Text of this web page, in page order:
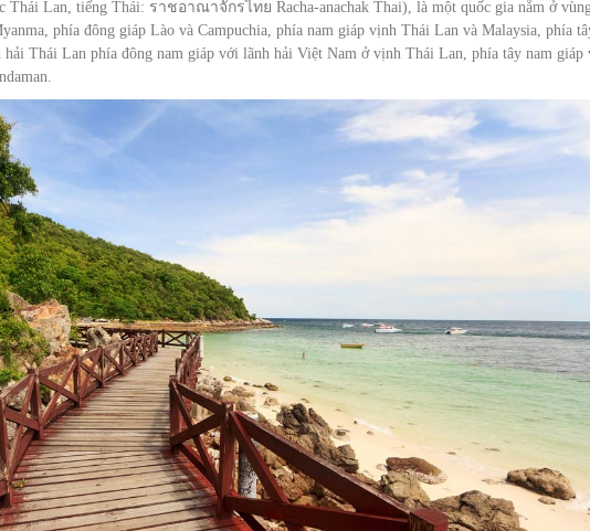
Thái Lan, tiếng Thái: ราชอาณาจักรไทย Racha-anachak Thai), là một quốc gia nằm ở
phía đông giáp Lào và Campuchia, phía nam giáp vịnh Thái Lan và Malaysia, phía
hải Thái Lan phía đông nam giáp với lãnh hải Việt Nam ở vịnh Thái Lan, phía tây nam giáp